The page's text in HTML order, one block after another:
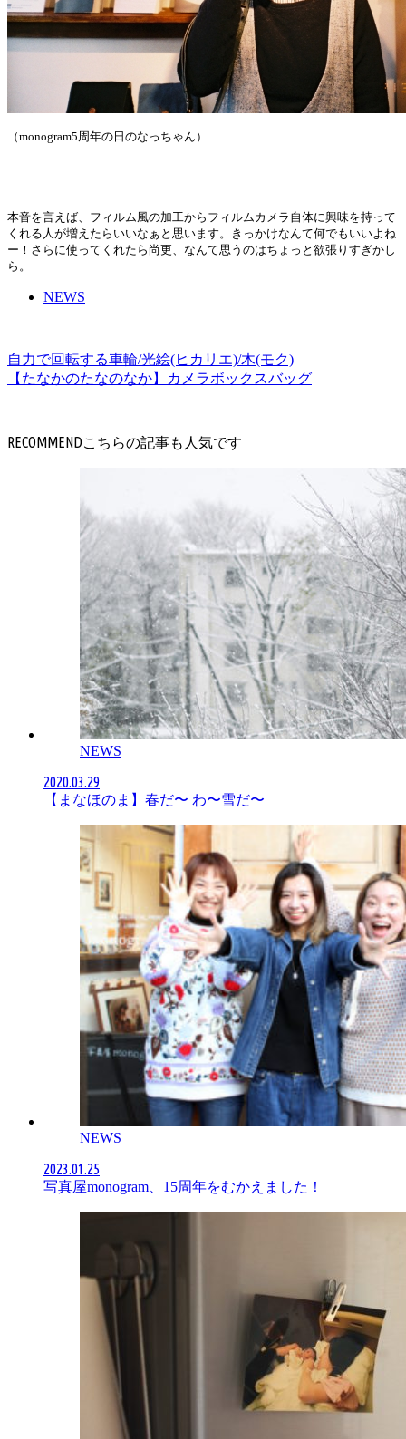
（monogram5周年の日のなっちゃん）
本音を言えば、 フィルム風の加工からフィルムカメラ自体に興味を持って
くれる人が増えたらいいなぁと思います。きっかけなんて何でもいいよね
ー！さらに使ってくれたら尚更、なんて思うのはちょっと欲張りすぎかし
ら。
NEWS
自力で回転する車輪/光絵(ヒカリエ)/木(モク)
【たなかのたなのなか】カメラボックスバッグ
RECOMMEND
NEWS
2020.03.29
【まなほのま】春だ〜 わ〜雪だ〜
NEWS
2023.01.25
写真屋monogram、15周年をむかえました！